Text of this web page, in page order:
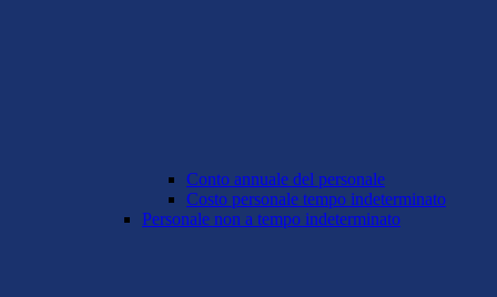
Conto annuale del personale
Costo personale tempo indeterminato
Personale non a tempo indeterminato